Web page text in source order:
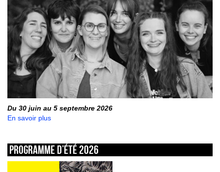
Du 30 juin au 5 septembre 2026
En savoir plus
Programme d’été 2026